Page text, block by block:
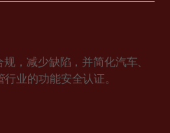
，减少缺陷，并简化汽车、
业的功能安全认证。